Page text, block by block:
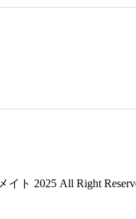
ト 2025 All Right